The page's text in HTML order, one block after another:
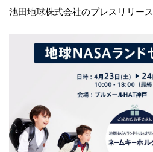
池田地球株式会社のプレスリリース